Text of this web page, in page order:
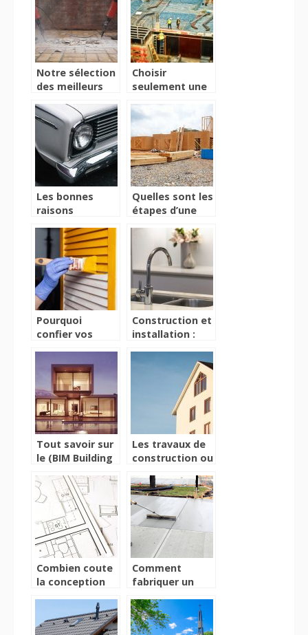
Notre sélection
des meilleurs
piqueurs
Choisir
seulement une
professionnelle
pour ses
travaux de
construction
Les bonnes
raisons
plateau
tournant pour
véhicules chez
vous
Quelles sont les
étapes d’une
Pourquoi
confier vos
professionnels
en peinture ?
Construction et
installation :
prevoir pour les
plomberie ?
Tout savoir sur
le (BIM Building
Modeling)
Les travaux de
construction ou
ce qu’il faut
savoir!
Combien coute
la conception
Comment
fabriquer un
même ?